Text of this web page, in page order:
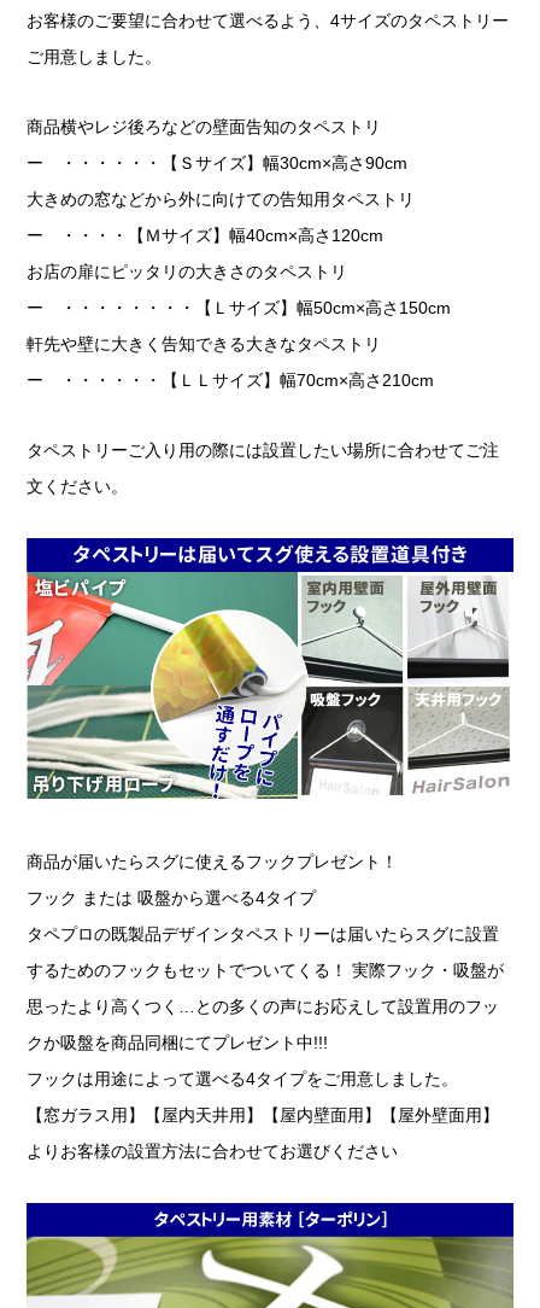
お客様のご要望に合わせて選べるよう、4サイズのタペストリー
ご用意しました。
商品横やレジ後ろなどの壁面告知のタペストリ
ー ・・・・・・【Ｓサイズ】幅30cm×高さ90cm
大きめの窓などから外に向けての告知用タペストリ
ー ・・・・【Ｍサイズ】幅40cm×高さ120cm
お店の扉にピッタリの大きさのタペストリ
ー ・・・・・・・・【Ｌサイズ】幅50cm×高さ150cm
軒先や壁に大きく告知できる大きなタペストリ
ー ・・・・・・【ＬＬサイズ】幅70cm×高さ210cm
タペストリーご入り用の際には設置したい場所に合わせてご注
文ください。
商品が届いたらスグに使えるフックプレゼント！
フック または 吸盤から選べる4タイプ
タペプロの既製品デザインタペストリーは届いたらスグに設置
するためのフックもセットでついてくる！ 実際フック・吸盤が
思ったより高くつく…との多くの声にお応えして設置用のフッ
クか吸盤を商品同梱にてプレゼント中!!!
フックは用途によって選べる4タイプをご用意しました。
【窓ガラス用】【屋内天井用】【屋内壁面用】【屋外壁面用】
よりお客様の設置方法に合わせてお選びください